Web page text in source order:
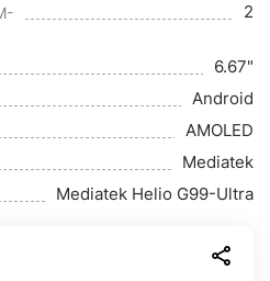
2
6.67"
Android
AMOLED
Mediatek
Mediatek Helio G99-Ultra